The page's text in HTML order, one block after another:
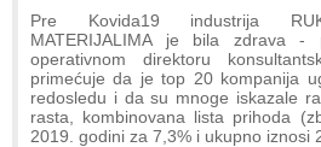
Pre Kovida19 industrija
MATERIJALIMA je bila zdrava -
operativnom direktoru
primećuje da je top 20 kompanija
redosledu i da su mnoge iskazale
rasta, kombinovana lista prihoda
2019. godini za 7,3% i ukupno iznosi